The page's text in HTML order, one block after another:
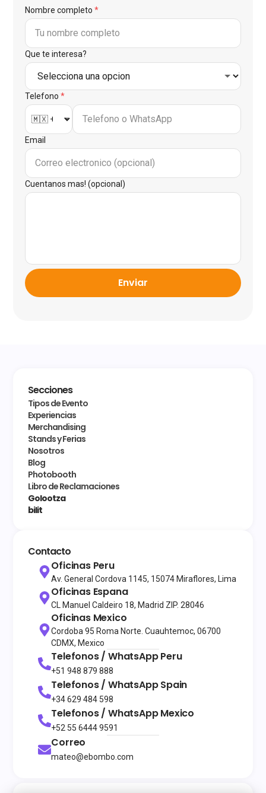
Nombre completo *
Que te interesa?
Telefono *
Email
Cuentanos mas! (opcional)
Enviar
Secciones
Tipos de Evento
Experiencias
Merchandising
Stands y Ferias
Nosotros
Blog
Photobooth
Libro de Reclamaciones
Golootza
bilit
Contacto
Oficinas Peru
Av. General Cordova 1145, 15074 Miraflores, Lima
Oficinas Espana
CL Manuel Caldeiro 18, Madrid ZIP. 28046
Oficinas Mexico
Cordoba 95 Roma Norte. Cuauhtemoc, 06700
CDMX, Mexico
Telefonos / WhatsAppPeru
+51 948 879 888
Telefonos / WhatsAppSpain
+34 629 484 598
Telefonos / WhatsAppMexico
+52 55 6444 9591
Correo
mateo@ebombo.com